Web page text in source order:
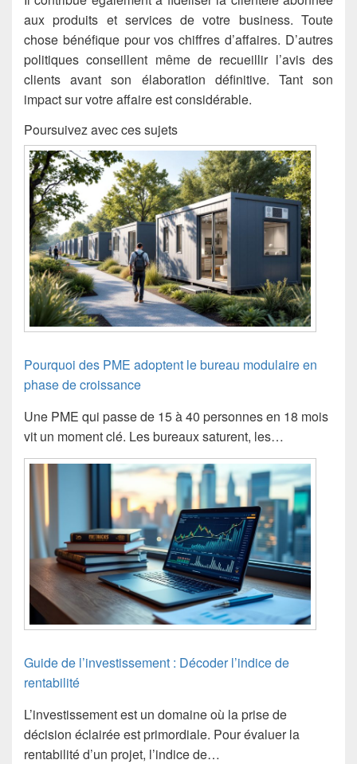
aux produits et services de votre business. Toute
chose bénéfique pour vos chiffres d’affaires. D’autres
politiques conseillent même de recueillir l’avis des
clients avant son élaboration définitive. Tant son
impact sur votre affaire est considérable.
Poursuivez avec ces sujets
Pourquoi des PME adoptent le bureau modulaire en
phase de croissance
Une PME qui passe de 15 à 40 personnes en 18 mois
vit un moment clé. Les bureaux saturent, les…
Guide de l’investissement : Décoder l’indice de
rentabilité
L’investissement est un domaine où la prise de
décision éclairée est primordiale. Pour évaluer la
rentabilité d’un projet, l’indice de…